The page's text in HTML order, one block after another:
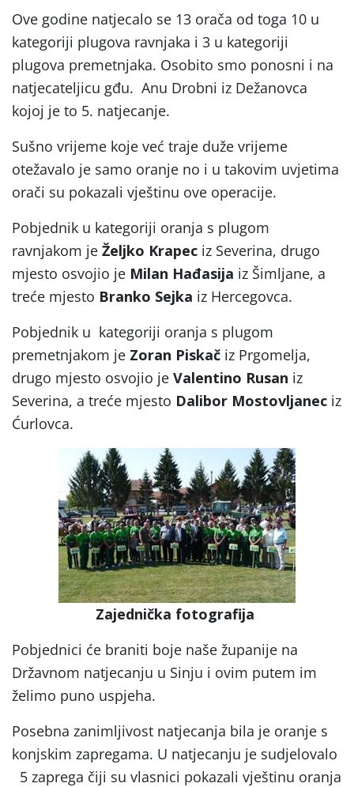
Ove godine natjecalo se 13 orača od toga 10 u
kategoriji plugova ravnjaka i 3 u kategoriji
plugova premetnjaka. Osobito smo ponosni i na
natjecateljicu gđu. Anu Drobni iz Dežanovca
kojoj je to 5. natjecanje.
Sušno vrijeme koje već traje duže vrijeme
otežavalo je samo oranje no i u takovim uvjetima
orači su pokazali vještinu ove operacije.
Pobjednik u kategoriji oranja s plugom
ravnjakom je Željko Krapec iz Severina, drugo
mjesto osvojio je Milan Hađasija iz Šimljane, a
treće mjesto Branko Sejka iz Hercegovca.
Pobjednik u kategoriji oranja s plugom
premetnjakom je Zoran Piskač iz Prgomelja,
drugo mjesto osvojio je Valentino Rusan iz
Severina, a treće mjesto Dalibor Mostovljanec iz
Ćurlovca.
Zajednička fotografija
Pobjednici će braniti boje naše županije na
Državnom natjecanju u Sinju i ovim putem im
želimo puno uspjeha.
Posebna zanimljivost natjecanja bila je oranje s
konjskim zapregama. U natjecanju je sudjelovalo
5 zaprega čiji su vlasnici pokazali vještinu oranja